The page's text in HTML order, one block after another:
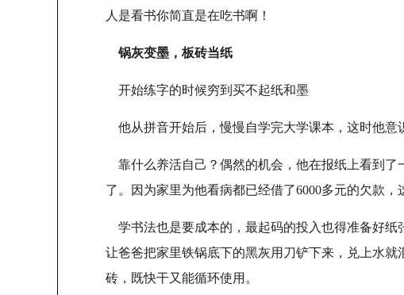
人是看书你简直是在吃书啊！
锅灰变墨，板砖当纸
开始练字的时候穷到买不起纸和墨
他从拼音开始后，慢慢自学完大学课本，这时他意
靠什么养活自己？偶然的机会，他在报纸上看到了
了。因为家里为他看病都已经借了6000多元的欠款，
学书法也是要成本的，最起码的投入也得准备好纸
让爸爸把家里铁锅底下的黑灰用刀铲下来，兑上水
砖，既快干又能循环使用。